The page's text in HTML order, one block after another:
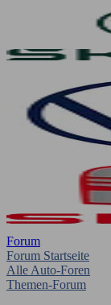
Forum
Forum Startseite
Alle Auto-Foren
Themen-Forum